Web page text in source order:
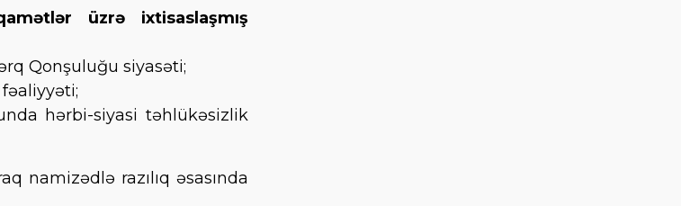
üzrə ixtisaslaşmış
Qonşuluğu siyasəti;
hərbi-siyasi təhlükəsizlik
namizədlə razılıq əsasında